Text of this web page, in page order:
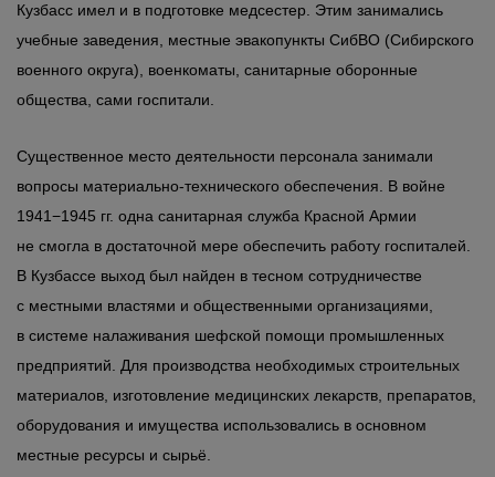
Кузбасс имел и в подготовке медсестер. Этим занимались
учебные заведения, местные эвакопункты СибВО (Сибирского
военного округа), военкоматы, санитарные оборонные
общества, сами госпитали.
Существенное место деятельности персонала занимали
вопросы материально-технического обеспечения. В войне
1941−1945 гг. одна санитарная служба Красной Армии
не смогла в достаточной мере обеспечить работу госпиталей.
В Кузбассе выход был найден в тесном сотрудничестве
с местными властями и общественными организациями,
в системе налаживания шефской помощи промышленных
предприятий. Для производства необходимых строительных
материалов, изготовление медицинских лекарств, препаратов,
оборудования и имущества использовались в основном
местные ресурсы и сырьё.